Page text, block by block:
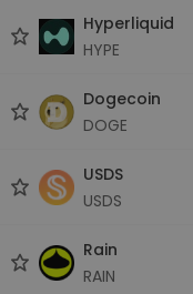
Hyperliquid
HYPE
Dogecoin
DOGE
USDS
USDS
Rain
RAIN